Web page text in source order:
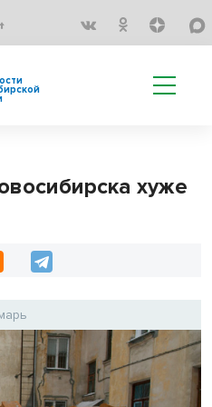
хуже